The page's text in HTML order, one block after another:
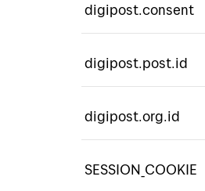
digipost.consent
digipost.post.id
digipost.org.id
SESSION_COOKIE